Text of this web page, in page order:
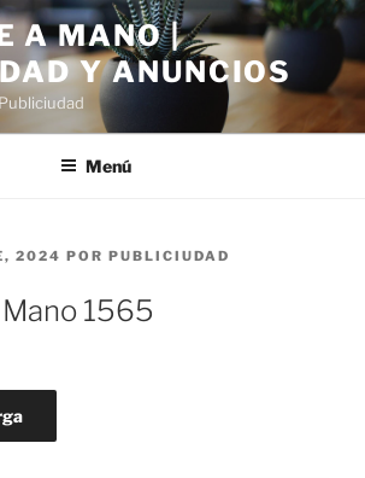
A MANO |
Y ANUNCIOS
Menú
2024 POR PUBLICIUDAD
1565